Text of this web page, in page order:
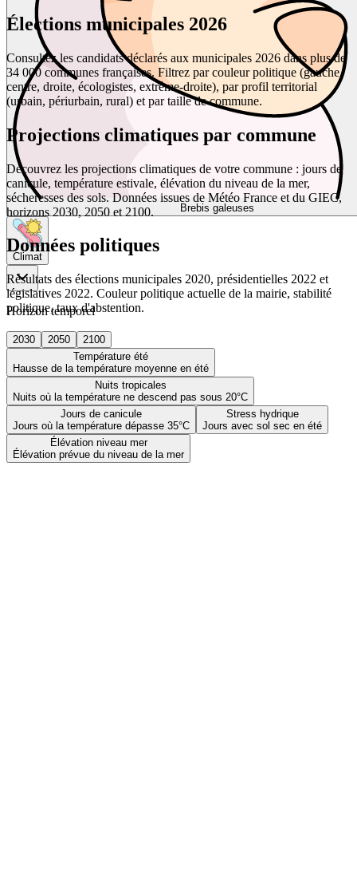
Brebis galeuses
Climat
Horizon temporel
2030 2050
2100
Température été
Hausse de la température moyenne en été
Nuits tropicales
Nuits où la température ne descend pas sous 20°C
Jours de canicule
Jours où la température dépasse 35°C
Stress hydrique
Jours avec sol sec en été
Élévation niveau mer
Élévation prévue du niveau de la mer
Élections municipales 2026
Consultez les candidats déclarés aux municipales 2026 dans plus de
34 000 communes françaises. Filtrez par couleur politique (gauche,
centre, droite, écologistes, extrême-droite), par profil territorial
(urbain, périurbain, rural) et par taille de commune.
Projections climatiques par commune
Découvrez les projections climatiques de votre commune : jours de
canicule, température estivale, élévation du niveau de la mer,
sécheresses des sols. Données issues de Météo France et du GIEC,
horizons 2030, 2050 et 2100.
Données politiques
Résultats des élections municipales 2020, présidentielles 2022 et
législatives 2022. Couleur politique actuelle de la mairie, stabilité
politique, taux d'abstention.